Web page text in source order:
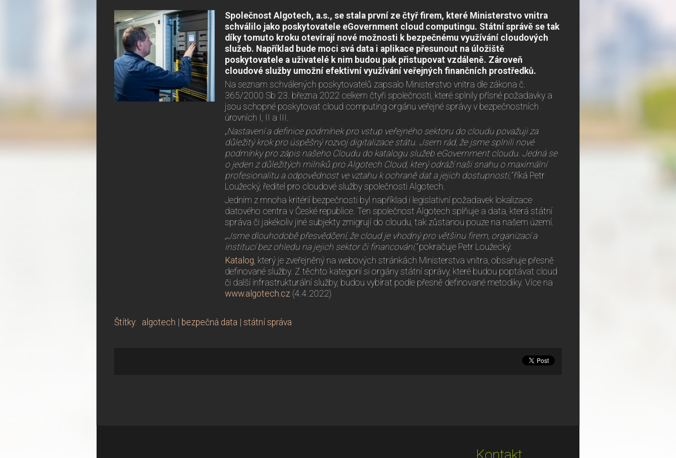
Společnost Algotech, a.s., se stala první ze čtyř firem, které Ministerstvo vnitra
schválilo jako poskytovatele eGovernment cloud computingu. Státní správě se tak
díky tomuto kroku otevírají nové možnosti k bezpečnému využívání cloudových
služeb. Například bude moci svá data i aplikace přesunout na úložiště
poskytovatele a uživatelé k nim budou pak přistupovat vzdáleně. Zároveň
cloudové služby umožní efektivní využívání veřejných finančních prostředků.
Na seznam schválených poskytovatelů zapsalo Ministerstvo vnitra dle zákona č.
365/2000 Sb 23. března 2022 celkem čtyři společnosti, které splnily přísné požadavky a
jsou schopné poskytovat cloud computing orgánu veřejné správy v bezpečnostních
úrovních I, II a III.
„Nastavení a definice podmínek pro vstup veřejného sektoru do cloudu považuji za
důležitý krok pro úspěšný rozvoj digitalizace státu. Jsem rád, že jsme splnili nové
podmínky pro zápis našeho Cloudu do katalogu služeb eGovernment cloudu. Jedná se
o jeden z důležitých milníků pro Algotech Cloud, který odráží naši snahu o maximální
profesionalitu a odpovědnost ve vztahu k ochraně dat a jejich dostupnosti,“říká Petr
Loužecký, ředitel pro cloudové služby společnosti Algotech.
Jedním z mnoha kritérií bezpečnosti byl například i legislativní požadavek lokalizace
datového centra v České republice. Ten společnost Algotech splňuje a data, která státní
správa či jakékoliv jiné subjekty zmigrují do cloudu, tak zůstanou pouze na našem území.
„Jsme dlouhodobě přesvědčení, že cloud je vhodný pro většinu firem, organizací a
institucí bez ohledu na jejich sektor či financování,“pokračuje Petr Loužecký.
Katalog, který je zveřejněný na webových stránkách Ministerstva vnitra, obsahuje přesně
definované služby. Z těchto kategorií si orgány státní správy, které budou poptávat cloud
či další infrastrukturální služby, budou vybírat podle přesně definované metodiky. Více na
www.algotech.cz (4.4.2022)
Štítky: algotech bezpečná data státní správa